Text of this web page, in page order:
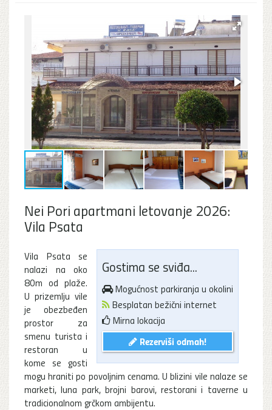
Nei Pori apartmani letovanje 2026:
Vila Psata
Gostima se sviđa...
Mogućnost parkiranja u okolini
Besplatan bežični internet
Mirna lokacija
Rezerviši odmah!
Vila Psata se
nalazi na oko
80m od plaže.
U prizemlju vile
je obezbeđen
prostor za
smenu turista i
restoran u
kome se gosti
mogu hraniti po povoljnim cenama. U blizini vile nalaze se
marketi, luna park, brojni barovi, restorani i taverne u
tradicionalnom grčkom ambijentu.